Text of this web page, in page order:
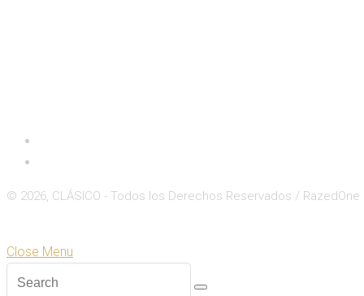
© 2026, CLÁSICO - Todos los Derechos Reservados / RazedOne
Close Menu